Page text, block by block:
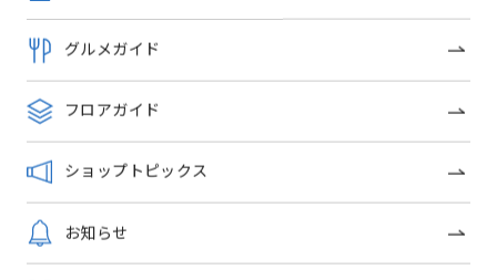
グルメガイド
フロアガイド
ショップトピックス
お知らせ